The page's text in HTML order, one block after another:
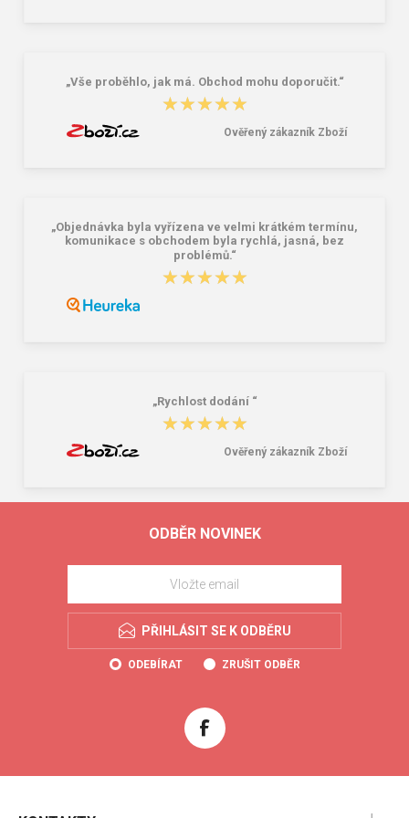
„Vše proběhlo, jak má. Obchod mohu doporučit.“
★★★★★
★★★★★
Ověřený zákazník Zboží
„Objednávka byla vyřízena ve velmi krátkém termínu,
komunikace s obchodem byla rychlá, jasná, bez
problémů.“
★★★★★
★★★★★
„Rychlost dodání “
★★★★★
★★★★★
Ověřený zákazník Zboží
ODBĚR NOVINEK
PŘIHLÁSIT SE K ODBĚRU
ODEBÍRAT ZRUŠIT ODBĚR